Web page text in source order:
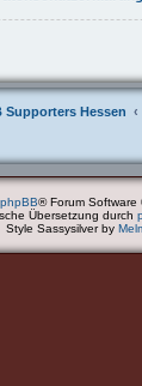
Supporters Hessen
phpBB® Forum Software
Übersetzung durch
Style Sassysilver by